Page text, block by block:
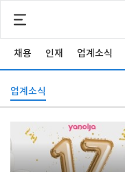
채용 인재 업계소식
업계소식